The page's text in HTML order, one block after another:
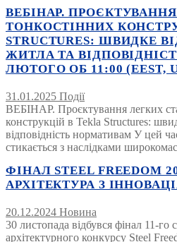
ВЕБІНАР.
ТОНКОСТІННИХ
STRUCTURES: ШВИДКЕ
ЖИТЛА ТА
ЛЮТОГО ОБ 11:00 (EEST,
31.01.2025 Події
ВЕБІНАР. Проєктування легких
конструкцій в Tekla Structures:
відповідність нормативам У цей
стикається з наслідками
ФІНАЛ STEEL FREEDOM
АРХІТЕКТУРА З
20.12.2024 Новина
30 листопада відбувся фінал 11-го
архітектурного конкурсу Steel